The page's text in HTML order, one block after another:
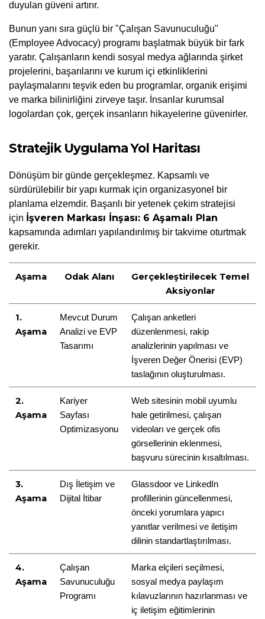
duyulan güveni artırır.
Bunun yanı sıra güçlü bir "Çalışan Savunuculuğu"
(Employee Advocacy) programı başlatmak büyük bir fark
yaratır. Çalışanların kendi sosyal medya ağlarında şirket
projelerini, başarılarını ve kurum içi etkinliklerini
paylaşmalarını teşvik eden bu programlar, organik erişimi
ve marka bilinirliğini zirveye taşır. İnsanlar kurumsal
logolardan çok, gerçek insanların hikayelerine güvenirler.
Stratejik Uygulama Yol Haritası
Dönüşüm bir günde gerçekleşmez. Kapsamlı ve
sürdürülebilir bir yapı kurmak için organizasyonel bir
planlama elzemdir. Başarılı bir yetenek çekim stratejisi
için İşveren Markası İnşası: 6 Aşamalı Plan
kapsamında adımları yapılandırılmış bir takvime oturtmak
gerekir.
Aşama Odak Alanı
Gerçekleştirilecek Temel
Aksiyonlar
1.
Aşama
Mevcut Durum
Analizi ve EVP
Tasarımı
Çalışan anketleri
düzenlenmesi, rakip
analizlerinin yapılması ve
İşveren Değer Önerisi (EVP)
taslağının oluşturulması.
2.
Aşama
Kariyer
Sayfası
Optimizasyonu
Web sitesinin mobil uyumlu
hale getirilmesi, çalışan
videoları ve gerçek ofis
görsellerinin eklenmesi,
başvuru sürecinin kısaltılması.
3.
Aşama
Dış İletişim ve
Dijital İtibar
Glassdoor ve LinkedIn
profillerinin güncellenmesi,
önceki yorumlara yapıcı
yanıtlar verilmesi ve iletişim
dilinin standartlaştırılması.
4.
Aşama
Çalışan
Savunuculuğu
Programı
Marka elçileri seçilmesi,
sosyal medya paylaşım
kılavuzlarının hazırlanması ve
iç iletişim eğitimlerinin